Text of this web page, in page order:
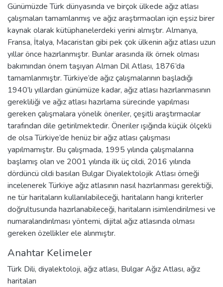
Günümüzde Türk dünyasında ve birçok ülkede ağız atlası
çalışmaları tamamlanmış ve ağız araştırmacıları için eşsiz birer
kaynak olarak kütüphanelerdeki yerini almıştır. Almanya,
Fransa, İtalya, Macaristan gibi pek çok ülkenin ağız atlası uzun
yıllar önce hazırlanmıştır. Bunlar arasında ilk örnek olması
bakımından önem taşıyan Alman Dil Atlası, 1876’da
tamamlanmıştır. Türkiye’de ağız çalışmalarının başladığı
1940’lı yıllardan günümüze kadar, ağız atlası hazırlanmasının
gerekliliği ve ağız atlası hazırlama sürecinde yapılması
gereken çalışmalara yönelik öneriler, çeşitli araştırmacılar
tarafından dile getirilmektedir. Öneriler ışığında küçük ölçekli
de olsa Türkiye’de henüz bir ağız atlası çalışması
yapılmamıştır. Bu çalışmada, 1995 yılında çalışmalarına
başlamış olan ve 2001 yılında ilk üç cildi, 2016 yılında
dördüncü cildi basılan Bulgar Diyalektolojik Atlası örneği
incelenerek Türkiye ağız atlasının nasıl hazırlanması gerektiği,
ne tür haritaların kullanılabileceği, haritaların hangi kriterler
doğrultusunda hazırlanabileceği, haritaların isimlendirilmesi ve
numaralandırılması yöntemi, dijital ağız atlasında olması
gereken özellikler ele alınmıştır.
Anahtar Kelimeler
Türk Dili, diyalektoloji, ağız atlası, Bulgar Ağız Atlası, ağız
haritaları